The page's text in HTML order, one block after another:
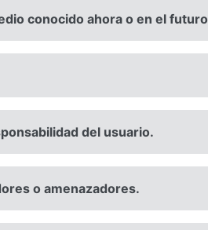
conocido ahora o en el futuro
del usuario.
o amenazadores.